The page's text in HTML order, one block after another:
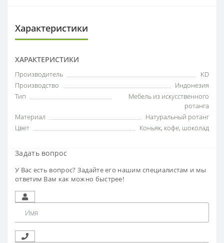
Характеристики
ХАРАКТЕРИСТИКИ
Производитель
KD
Производство
Индонезия
Тип
Мебель из искусственного
ротанга
Материал
Натуральный ротанг
Цвет
Коньяк, кофе, шоколад
Задать вопрос
У Вас есть вопрос? Задайте его нашим специалистам и мы
ответим Вам как можно быстрее!